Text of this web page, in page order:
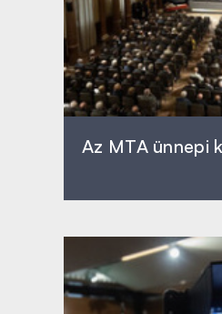
Az MTA ünnepi